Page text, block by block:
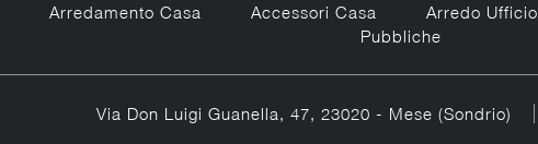
Arredamento Casa Accessori Casa Arredo Ufficio
Pubbliche
Via Don Luigi Guanella, 47, 23020 - Mese (Sondrio)